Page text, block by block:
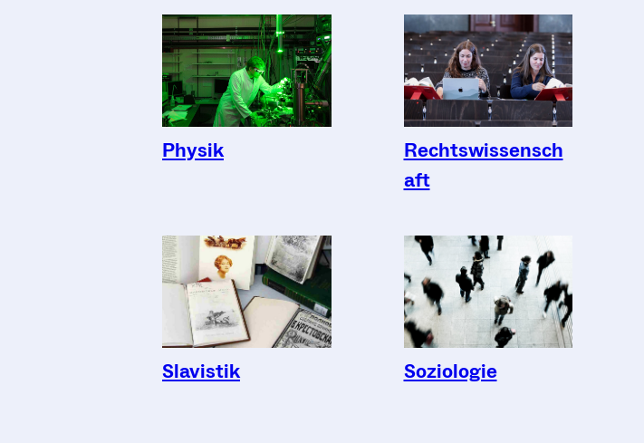
Physik
Rechtswissensch
aft
Slavistik Soziologie